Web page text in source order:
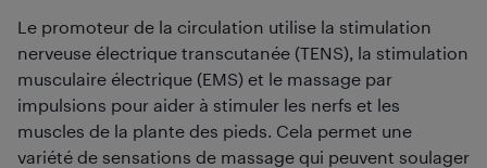
Le promoteur de la circulation utilise la stimulation
nerveuse électrique transcutanée (TENS), la stimulation
musculaire électrique (EMS) et le massage par
impulsions pour aider à stimuler les nerfs et les
muscles de la plante des pieds. Cela permet une
variété de sensations de massage qui peuvent soulager